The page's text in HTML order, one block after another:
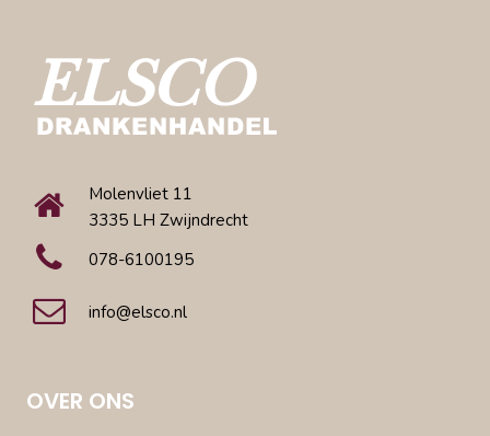
Molenvliet 11
3335 LH Zwijndrecht
078-6100195
info@elsco.nl
OVER ONS